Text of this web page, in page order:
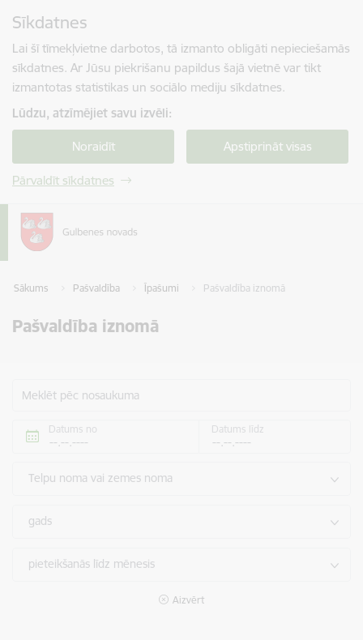
Sīkdatnes
Lai šī tīmekļvietne darbotos, tā izmanto obligāti nepieciešamās
sīkdatnes. Ar Jūsu piekrišanu papildus šajā vietnē var tikt
izmantotas statistikas un sociālo mediju sīkdatnes.
Lūdzu, atzīmējiet savu izvēli:
Noraidīt Apstiprināt visas
Pārvaldīt sīkdatnes
Sākums Pašvaldība Īpašumi Pašvaldība iznomā
Pašvaldība iznomā
Meklēt pēc nosaukuma
Datums no Datums līdz
Telpu noma vai zemes noma
gads
pieteikšanās līdz mēnesis
Aizvērt